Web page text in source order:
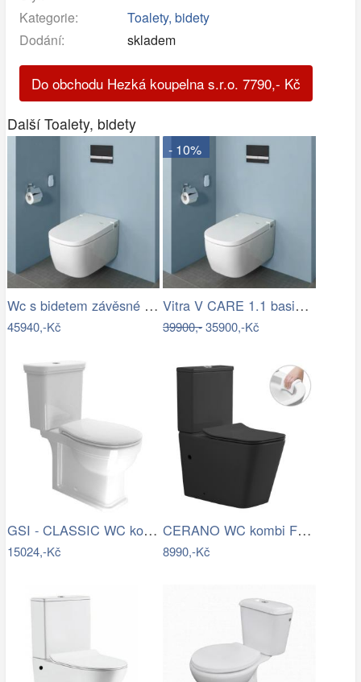
Kategorie:
Toalety, bidety
Dodání:
skladem
Do obchodu Hezká koupelna s.r.o. 7790,- Kč
Další Toalety, bidety
Wc s bidetem závěsné VitrA V Care…
45940,-Kč
- 10%
Vitra V CARE 1.1 basic bidet + wc,…
39900,-35900,-Kč
GSI - CLASSIC WC kombi, spodní/zadní…
15024,-Kč
CERANO WC kombi Forte, Rimless + Slim…
8990,-Kč